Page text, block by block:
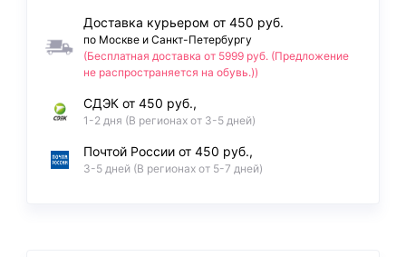
Доставка курьером от 450 руб.
по Москве и Санкт-Петербургу
(Бесплатная доставка от 5999 руб. (Предложение
не распространяется на обувь.))
СДЭК от 450 руб.,
1-2 дня (В регионах от 3-5 дней)
Почтой России от 450 руб.,
3-5 дней (В регионах от 5-7 дней)